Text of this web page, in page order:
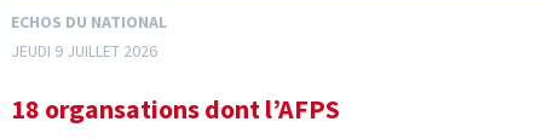
ECHOS DU NATIONAL
JEUDI 9 JUILLET 2026
18 organsations dont l’AFPS